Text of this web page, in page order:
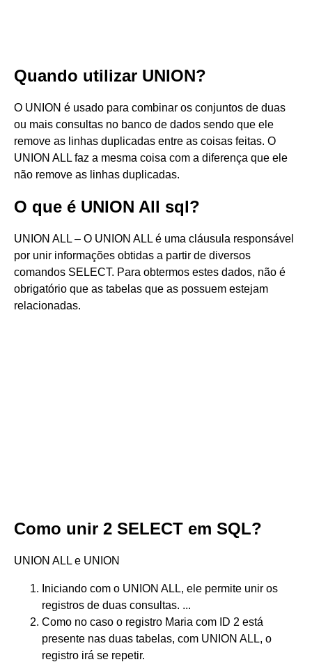
Quando utilizar UNION?
O UNION é usado para combinar os conjuntos de duas
ou mais consultas no banco de dados sendo que ele
remove as linhas duplicadas entre as coisas feitas. O
UNION ALL faz a mesma coisa com a diferença que ele
não remove as linhas duplicadas.
O que é UNION All sql?
UNION ALL – O UNION ALL é uma cláusula responsável
por unir informações obtidas a partir de diversos
comandos SELECT. Para obtermos estes dados, não é
obrigatório que as tabelas que as possuem estejam
relacionadas.
Como unir 2 SELECT em SQL?
UNION ALL e UNION
Iniciando com o UNION ALL, ele permite unir os
registros de duas consultas. ...
Como no caso o registro Maria com ID 2 está
presente nas duas tabelas, com UNION ALL, o
registro irá se repetir.